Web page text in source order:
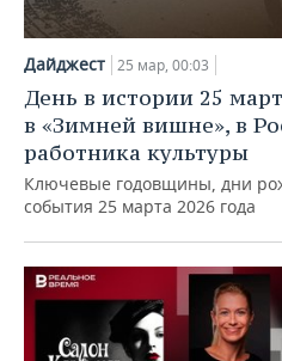
Дайджест 25 мар, 00:03
День в истории 25
в «Зимней вишне», в
работника культуры
Ключевые годовщины, дни
события 25 марта 2026 года